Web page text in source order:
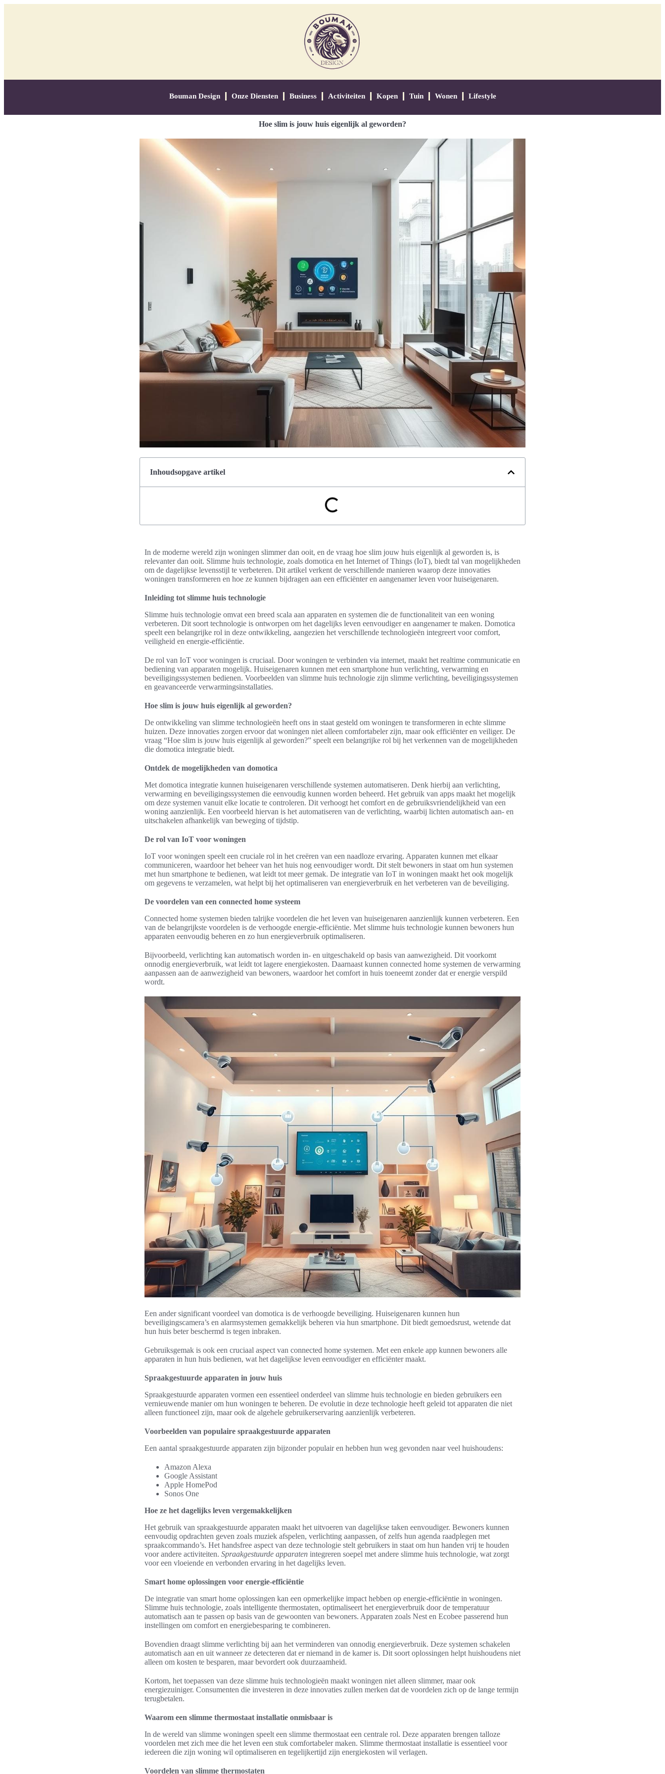
Bouman Design Onze Diensten Business Activiteiten Kopen Tuin Wonen Lifestyle
Hoe slim is jouw huis eigenlijk al geworden?
Inhoudsopgave artikel
In de moderne wereld zijn woningen slimmer dan ooit, en de vraag hoe slim jouw huis eigenlijk al geworden is, is
relevanter dan ooit. Slimme huis technologie, zoals domotica en het Internet of Things (IoT), biedt tal van mogelijkheden
om de dagelijkse levensstijl te verbeteren. Dit artikel verkent de verschillende manieren waarop deze innovaties
woningen transformeren en hoe ze kunnen bijdragen aan een efficiënter en aangenamer leven voor huiseigenaren.
Inleiding tot slimme huis technologie
Slimme huis technologie omvat een breed scala aan apparaten en systemen die de functionaliteit van een woning
verbeteren. Dit soort technologie is ontworpen om het dagelijks leven eenvoudiger en aangenamer te maken. Domotica
speelt een belangrijke rol in deze ontwikkeling, aangezien het verschillende technologieën integreert voor comfort,
veiligheid en energie-efficiëntie.
De rol van IoT voor woningen is cruciaal. Door woningen te verbinden via internet, maakt het realtime communicatie en
bediening van apparaten mogelijk. Huiseigenaren kunnen met een smartphone hun verlichting, verwarming en
beveiligingssystemen bedienen. Voorbeelden van slimme huis technologie zijn slimme verlichting, beveiligingssystemen
en geavanceerde verwarmingsinstallaties.
Hoe slim is jouw huis eigenlijk al geworden?
De ontwikkeling van slimme technologieën heeft ons in staat gesteld om woningen te transformeren in echte slimme
huizen. Deze innovaties zorgen ervoor dat woningen niet alleen comfortabeler zijn, maar ook efficiënter en veiliger. De
vraag “Hoe slim is jouw huis eigenlijk al geworden?” speelt een belangrijke rol bij het verkennen van de mogelijkheden
die domotica integratie biedt.
Ontdek de mogelijkheden van domotica
Met domotica integratie kunnen huiseigenaren verschillende systemen automatiseren. Denk hierbij aan verlichting,
verwarming en beveiligingssystemen die eenvoudig kunnen worden beheerd. Het gebruik van apps maakt het mogelijk
om deze systemen vanuit elke locatie te controleren. Dit verhoogt het comfort en de gebruiksvriendelijkheid van een
woning aanzienlijk. Een voorbeeld hiervan is het automatiseren van de verlichting, waarbij lichten automatisch aan- en
uitschakelen afhankelijk van beweging of tijdstip.
De rol van IoT voor woningen
IoT voor woningen speelt een cruciale rol in het creëren van een naadloze ervaring. Apparaten kunnen met elkaar
communiceren, waardoor het beheer van het huis nog eenvoudiger wordt. Dit stelt bewoners in staat om hun systemen
met hun smartphone te bedienen, wat leidt tot meer gemak. De integratie van IoT in woningen maakt het ook mogelijk
om gegevens te verzamelen, wat helpt bij het optimaliseren van energieverbruik en het verbeteren van de beveiliging.
De voordelen van een connected home systeem
Connected home systemen bieden talrijke voordelen die het leven van huiseigenaren aanzienlijk kunnen verbeteren. Een
van de belangrijkste voordelen is de verhoogde energie-efficiëntie. Met slimme huis technologie kunnen bewoners hun
apparaten eenvoudig beheren en zo hun energieverbruik optimaliseren.
Bijvoorbeeld, verlichting kan automatisch worden in- en uitgeschakeld op basis van aanwezigheid. Dit voorkomt
onnodig energieverbruik, wat leidt tot lagere energiekosten. Daarnaast kunnen connected home systemen de verwarming
aanpassen aan de aanwezigheid van bewoners, waardoor het comfort in huis toeneemt zonder dat er energie verspild
wordt.
Een ander significant voordeel van domotica is de verhoogde beveiliging. Huiseigenaren kunnen hun
beveiligingscamera’s en alarmsystemen gemakkelijk beheren via hun smartphone. Dit biedt gemoedsrust, wetende dat
hun huis beter beschermd is tegen inbraken.
Gebruiksgemak is ook een cruciaal aspect van connected home systemen. Met een enkele app kunnen bewoners alle
apparaten in hun huis bedienen, wat het dagelijkse leven eenvoudiger en efficiënter maakt.
Spraakgestuurde apparaten in jouw huis
Spraakgestuurde apparaten vormen een essentieel onderdeel van slimme huis technologie en bieden gebruikers een
vernieuwende manier om hun woningen te beheren. De evolutie in deze technologie heeft geleid tot apparaten die niet
alleen functioneel zijn, maar ook de algehele gebruikerservaring aanzienlijk verbeteren.
Voorbeelden van populaire spraakgestuurde apparaten
Een aantal spraakgestuurde apparaten zijn bijzonder populair en hebben hun weg gevonden naar veel huishoudens:
Amazon Alexa
Google Assistant
Apple HomePod
Sonos One
Hoe ze het dagelijks leven vergemakkelijken
Het gebruik van spraakgestuurde apparaten maakt het uitvoeren van dagelijkse taken eenvoudiger. Bewoners kunnen
eenvoudig opdrachten geven zoals muziek afspelen, verlichting aanpassen, of zelfs hun agenda raadplegen met
spraakcommando’s. Het handsfree aspect van deze technologie stelt gebruikers in staat om hun handen vrij te houden
voor andere activiteiten. Spraakgestuurde apparaten integreren soepel met andere slimme huis technologie, wat zorgt
voor een vloeiende en verbonden ervaring in het dagelijks leven.
Smart home oplossingen voor energie-efficiëntie
De integratie van smart home oplossingen kan een opmerkelijke impact hebben op energie-efficiëntie in woningen.
Slimme huis technologie, zoals intelligente thermostaten, optimaliseert het energieverbruik door de temperatuur
automatisch aan te passen op basis van de gewoonten van bewoners. Apparaten zoals Nest en Ecobee passerend hun
instellingen om comfort en energiebesparing te combineren.
Bovendien draagt slimme verlichting bij aan het verminderen van onnodig energieverbruik. Deze systemen schakelen
automatisch aan en uit wanneer ze detecteren dat er niemand in de kamer is. Dit soort oplossingen helpt huishoudens niet
alleen om kosten te besparen, maar bevordert ook duurzaamheid.
Kortom, het toepassen van deze slimme huis technologieën maakt woningen niet alleen slimmer, maar ook
energiezuiniger. Consumenten die investeren in deze innovaties zullen merken dat de voordelen zich op de lange termijn
terugbetalen.
Waarom een slimme thermostaat installatie onmisbaar is
In de wereld van slimme woningen speelt een slimme thermostaat een centrale rol. Deze apparaten brengen talloze
voordelen met zich mee die het leven een stuk comfortabeler maken. Slimme thermostaat installatie is essentieel voor
iedereen die zijn woning wil optimaliseren en tegelijkertijd zijn energiekosten wil verlagen.
Voordelen van slimme thermostaten